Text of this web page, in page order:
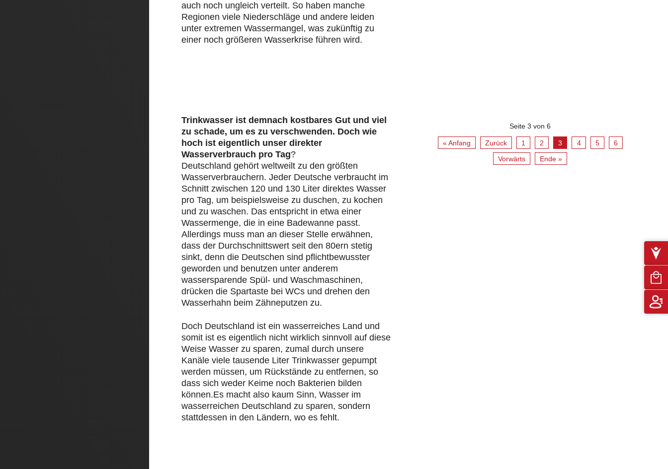
auch noch ungleich verteilt. So haben manche
Regionen viele Niederschläge und andere leiden
unter extremen Wassermangel, was zukünftig zu
einer noch größeren Wasserkrise führen wird.
Trinkwasser ist demnach kostbares Gut und viel
zu schade, um es zu verschwenden. Doch wie
hoch ist eigentlich unser direkter
Wasserverbrauch pro Tag?
Deutschland gehört weltweilt zu den größten
Wasserverbrauchern. Jeder Deutsche verbraucht im
Schnitt zwischen 120 und 130 Liter direktes Wasser
pro Tag, um beispielsweise zu duschen, zu kochen
und zu waschen. Das entspricht in etwa einer
Wassermenge, die in eine Badewanne passt.
Allerdings muss man an dieser Stelle erwähnen,
dass der Durchschnittswert seit den 80ern stetig
sinkt, denn die Deutschen sind pflichtbewusster
geworden und benutzen unter anderem
wassersparende Spül- und Waschmaschinen,
drücken die Spartaste bei WCs und drehen den
Wasserhahn beim Zähneputzen zu.
Doch Deutschland ist ein wasserreiches Land und
somit ist es eigentlich nicht wirklich sinnvoll auf diese
Weise Wasser zu sparen, zumal durch unsere
Kanäle viele tausende Liter Trinkwasser gepumpt
werden müssen, um Rückstände zu entfernen, so
dass sich weder Keime noch Bakterien bilden
können.Es macht also kaum Sinn, Wasser im
wasserreichen Deutschland zu sparen, sondern
stattdessen in den Ländern, wo es fehlt.
Seite 3 von 6
« Anfang Zurück 1 2 3 4 5
6
Vorwärts
Ende »